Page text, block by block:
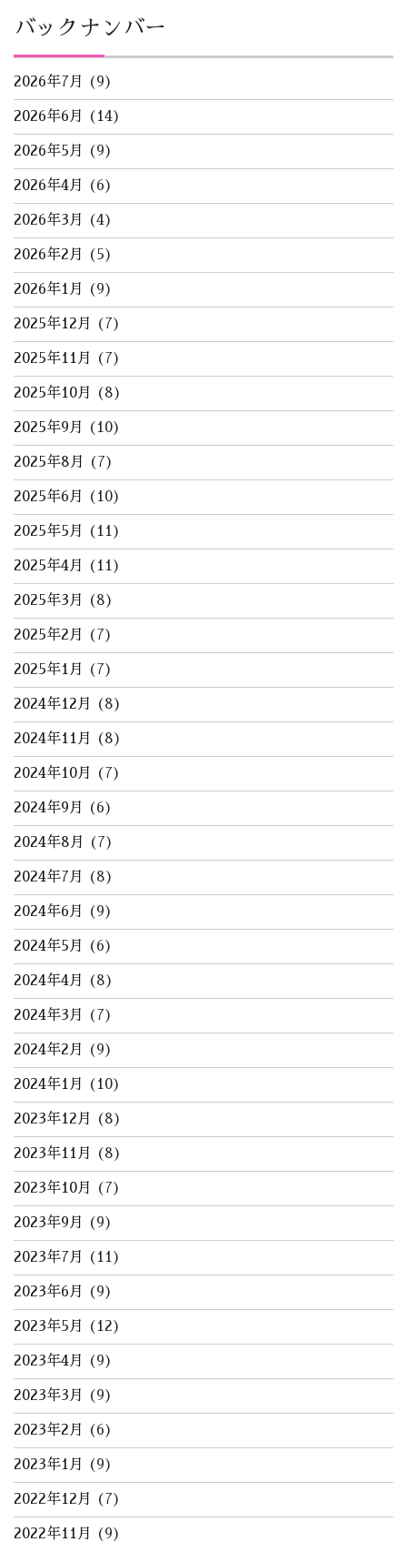
バックナンバー
2026年7月 (9)
2026年6月 (14)
2026年5月 (9)
2026年4月 (6)
2026年3月 (4)
2026年2月 (5)
2026年1月 (9)
2025年12月 (7)
2025年11月 (7)
2025年10月 (8)
2025年9月 (10)
2025年8月 (7)
2025年6月 (10)
2025年5月 (11)
2025年4月 (11)
2025年3月 (8)
2025年2月 (7)
2025年1月 (7)
2024年12月 (8)
2024年11月 (8)
2024年10月 (7)
2024年9月 (6)
2024年8月 (7)
2024年7月 (8)
2024年6月 (9)
2024年5月 (6)
2024年4月 (8)
2024年3月 (7)
2024年2月 (9)
2024年1月 (10)
2023年12月 (8)
2023年11月 (8)
2023年10月 (7)
2023年9月 (9)
2023年7月 (11)
2023年6月 (9)
2023年5月 (12)
2023年4月 (9)
2023年3月 (9)
2023年2月 (6)
2023年1月 (9)
2022年12月 (7)
2022年11月 (9)